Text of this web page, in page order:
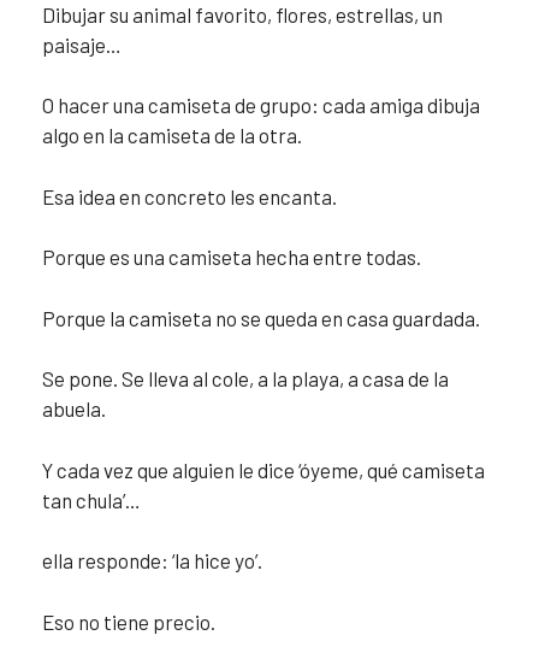
Dibujar su animal favorito, flores, estrellas, un
paisaje…
O hacer una camiseta de grupo: cada amiga dibuja
algo en la camiseta de la otra.
Esa idea en concreto les encanta.
Porque es una camiseta hecha entre todas.
Porque la camiseta no se queda en casa guardada.
Se pone. Se lleva al cole, a la playa, a casa de la
abuela.
Y cada vez que alguien le dice ‘óyeme, qué camiseta
tan chula’…
ella responde: ‘la hice yo’.
Eso no tiene precio.